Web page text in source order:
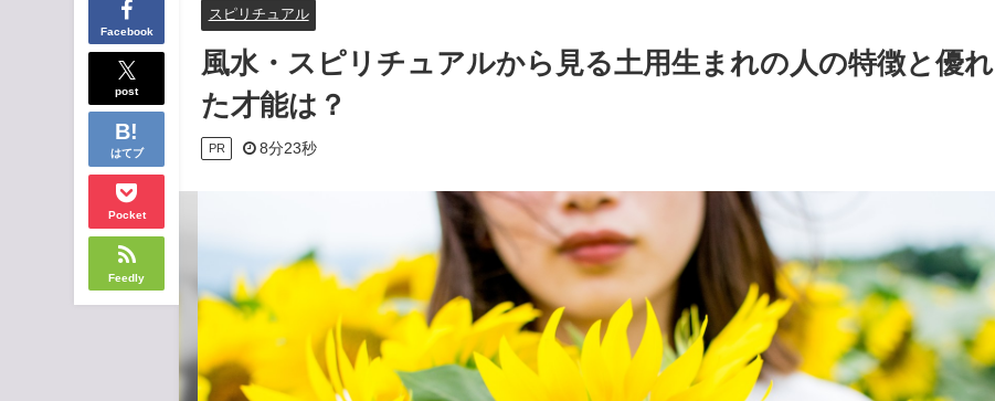
Facebook
post
はてブ
Pocket
Feedly
スピリチュアル
風水・スピリチュアルから見る土用生まれの人の特徴と優れ
た才能は？
PR 8分23秒